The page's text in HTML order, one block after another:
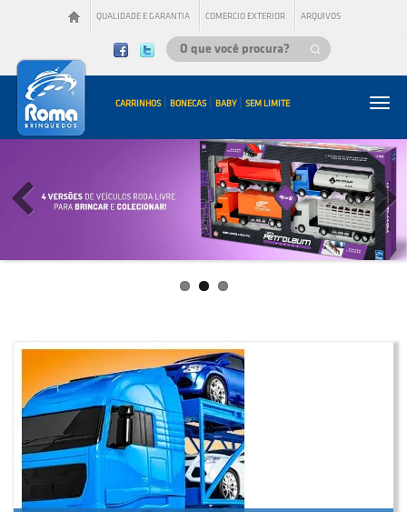
QUALIDADE E GARANTIA COMERCIO EXTERIOR ARQUIVOS
CARRINHOS BONECAS BABY SEM LIMITE